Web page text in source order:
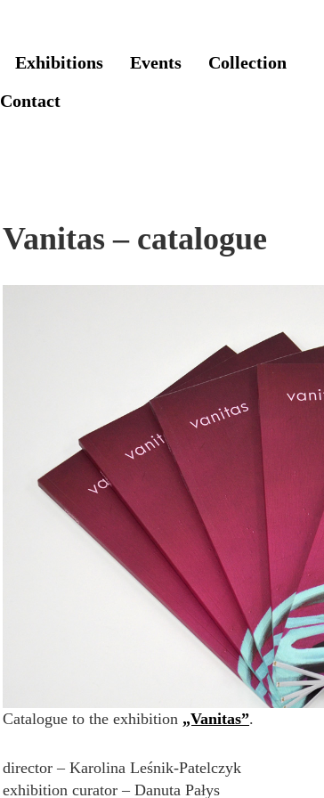
Exhibitions Events
Collection
Contact
Vanitas – catalogue
Catalogue to the exhibition „Vanitas”.
director – Karolina Leśnik-Patelczyk
exhibition curator – Danuta Pałys